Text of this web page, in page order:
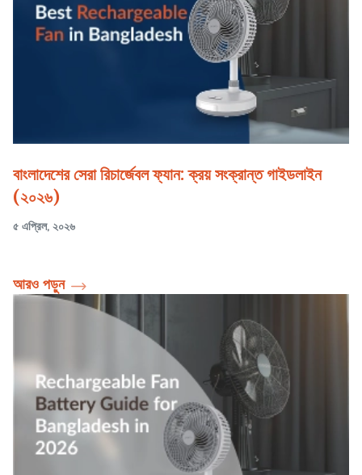
বাংলাদেশের সেরা রিচার্জেবল ফ্যান: ক্রয় সংক্রান্ত গাইডলাইন
(২০২৬)
৫ এপ্রিল, ২০২৬
আরও পড়ুন